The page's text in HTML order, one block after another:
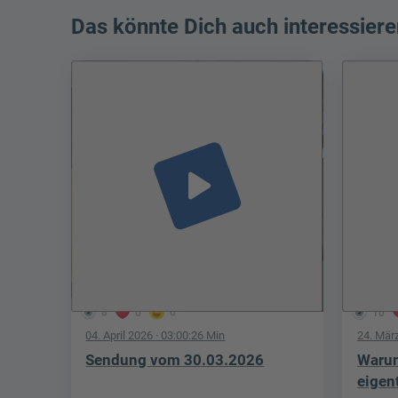
Das könnte Dich auch
8 0 0
play_arrow
04. April 2026 · 03:00:26 Min
Sendung vom 30.03.2026
10
24.